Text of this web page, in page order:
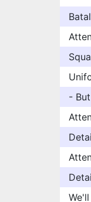
-